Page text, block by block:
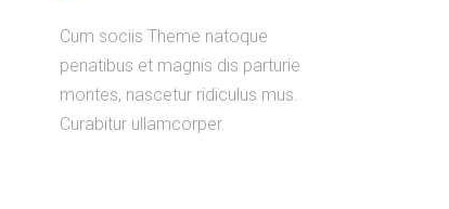
Cum sociis Theme natoque
penatibus et magnis dis parturie
montes, nascetur ridiculus mus.
Curabitur ullamcorper.